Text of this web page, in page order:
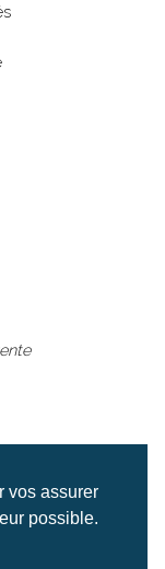
vos assurer
possible.
2024
d'images
cinéma |